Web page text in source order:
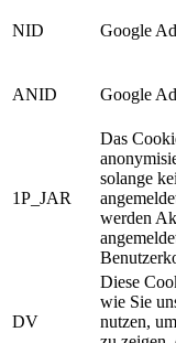
NID Google
ANID Google
1P_JAR
Das
solange
werden
DV
Diese
wie Sie
nutzen,